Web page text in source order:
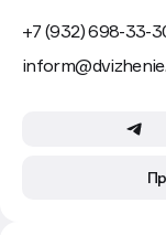
+7 (932) 698-33-